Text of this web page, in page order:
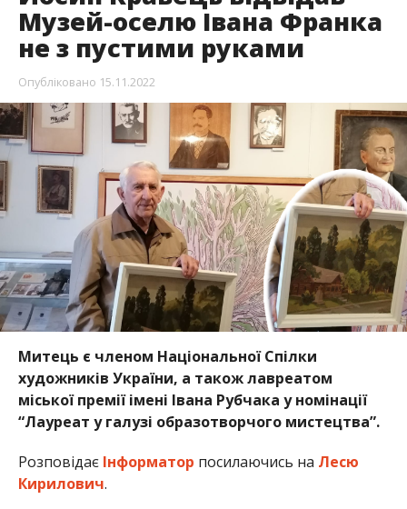
Музей-оселю Івана Франка
не з пустими руками
Опубліковано 15.11.2022
Митець є членом Національної Спілки
художників України, а також лавреатом
міської премії імені Івана Рубчака у номінації
“Лауреат у галузі образотворчого мистецтва”.
РозповідаєІнформатор посилаючись на Лесю
Кирилович.